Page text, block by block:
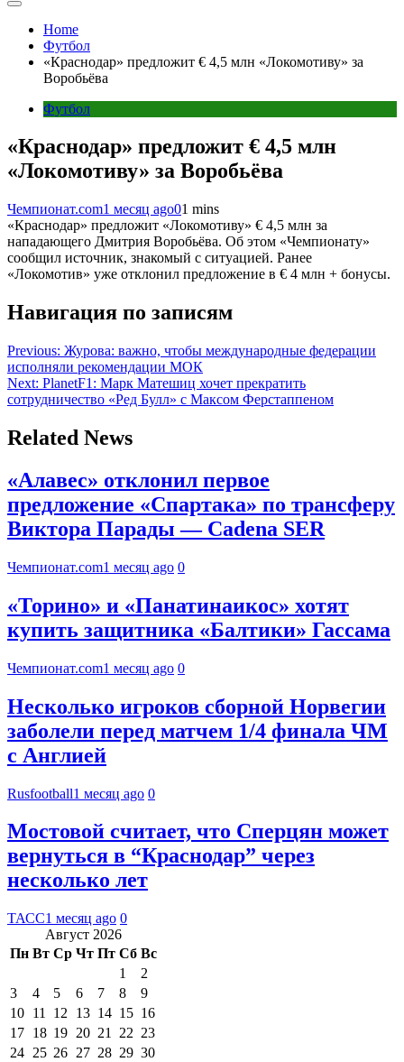
Home
Футбол
«Краснодар» предложит € 4,5 млн «Локомотиву» за
Воробьёва
Футбол
«Краснодар» предложит € 4,5 млн
«Локомотиву» за Воробьёва
Чемпионат.com1 месяц ago01 mins
«Краснодар» предложит «Локомотиву» € 4,5 млн за
нападающего Дмитрия Воробьёва. Об этом «Чемпионату»
сообщил источник, знакомый с ситуацией. Ранее
«Локомотив» уже отклонил предложение в € 4 млн + бонусы.
Навигация по записям
Previous: Журова: важно, чтобы международные федерации
исполняли рекомендации МОК
Next: PlanetF1: Марк Матешиц хочет прекратить
сотрудничество «Ред Булл» с Максом Ферстаппеном
Related News
«Алавес» отклонил первое
предложение «Спартака» по трансферу
Виктора Парады — Cadena SER
Чемпионат.com1 месяц ago 0
«Торино» и «Панатинаикос» хотят
купить защитника «Балтики» Гассама
Чемпионат.com1 месяц ago 0
Несколько игроков сборной Норвегии
заболели перед матчем 1/4 финала ЧМ
с Англией
Rusfootball1 месяц ago 0
Мостовой считает, что Сперцян может
вернуться в “Краснодар” через
несколько лет
ТАСС1 месяц ago 0
Август 2026
Пн Вт Ср Чт Пт Сб Вс
1
2
3
4 5 6 7 8
9
10 11 12 13 14 15 16
17 18 19 20 21 22 23
24 25 26 27 28 29 30